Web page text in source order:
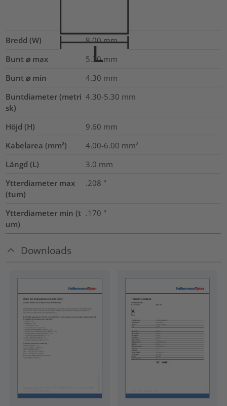
Bredd (W) 8.00 mm
Bunt ⌀ max
5.30 mm
Bunt ⌀ min
4.30 mm
Buntdiameter (metri
sk)
4.30-5.30 mm
Höjd (H) 9.60 mm
Kabelarea (mm²)
4.00-6.00 mm²
Längd (L)
3.0 mm
Ytterdiameter max
(tum)
.208 "
Ytterdiameter min (t
um)
.170 "
Downloads